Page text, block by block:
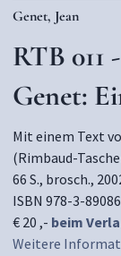
Genet, Jean
RTB 011
Genet:
Mit einem Text
(Rimbaud-
66 S., brosch.,
ISBN 978-3-
€ 20 ,- beim
Weitere